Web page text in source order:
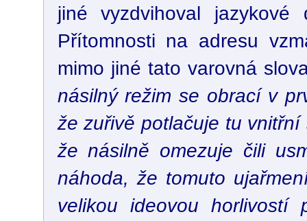
jiné vyzdvihoval
Přítomnosti na adresu
mimo jiné tato varovná
násilný režim se obrací v
že zuřivě potlačuje tu
že násilně omezuje čili
náhoda, že tomuto
velikou ideovou horlivostí